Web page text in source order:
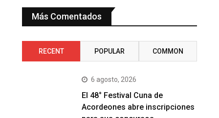
Más Comentados
RECENT POPULAR COMMON
6 agosto, 2026
El 48° Festival Cuna de
Acordeones abre inscripciones